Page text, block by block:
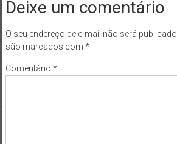
Deixe um comentário
O seu endereço de e-mail não será publicado.
são marcados com *
Comentário *